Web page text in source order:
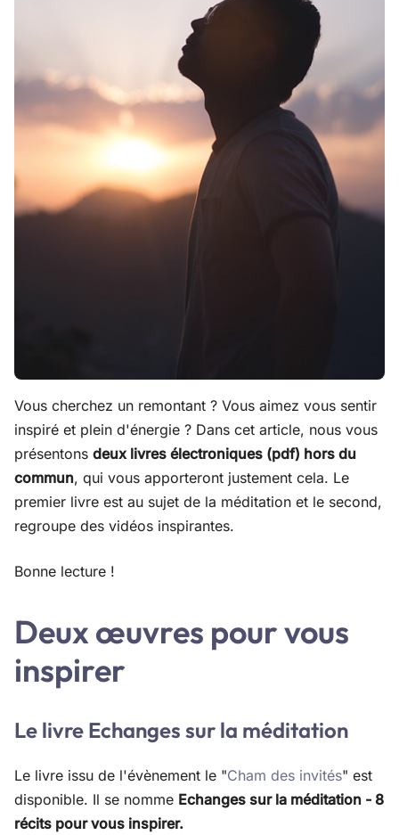
Vous cherchez un remontant ? Vous aimez vous sentir
inspiré et plein d'énergie ? Dans cet article, nous vous
présentons deux livres électroniques (pdf) hors du
commun, qui vous apporteront justement cela. Le
premier livre est au sujet de la méditation et le second,
regroupe des vidéos inspirantes.
Bonne lecture !
Deux œuvres pour vous
inspirer
Le livre Echanges sur la méditation
Le livre issu de l'évènement le "Cham des invités" est
disponible. Il se nomme Echanges sur la méditation - 8
récits pour vous inspirer.